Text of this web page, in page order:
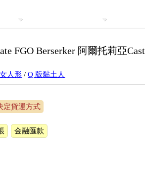
FGO Berserker 阿爾托莉亞
人形 /Q 版黏土人
定貨運方式
金融匯款